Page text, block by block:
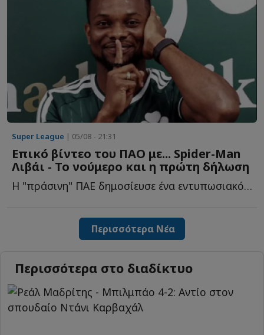
Super League | 05/08 - 21:31
Επικό βίντεο του ΠΑΟ με... Spider-Man
Λιβάι - Το νούμερο και η πρώτη δήλωση
Η "πράσινη" ΠΑΕ δημοσίευσε ένα εντυπωσιακό βίντεο με τ...
Περισσότερα Νέα
Περισσότερα στο διαδίκτυο